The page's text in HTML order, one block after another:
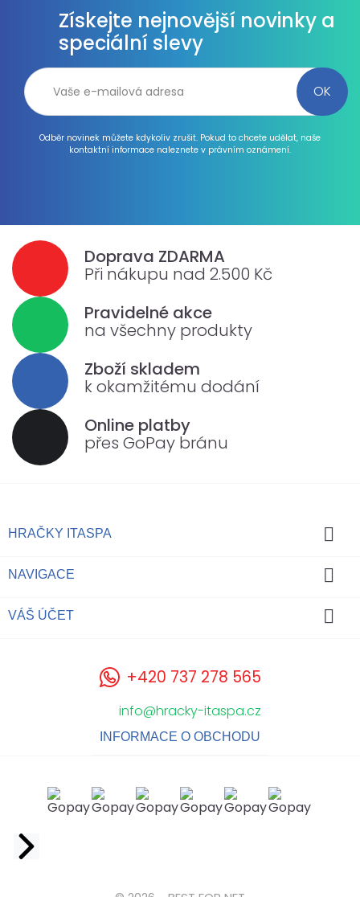
Získejte nejnovější novinky a
speciální slevy
Odběr novinek můžete kdykoliv zrušit. Pokud to chcete udělat, naše
kontaktní informace naleznete v právním oznámení.
Doprava ZDARMA
Při nákupu nad 2.500 Kč
Pravidelné akce
na všechny produkty
Zboží skladem
k okamžitému dodání
Online platby
přes GoPay bránu
HRAČKY ITASPA 
NAVIGACE 
VÁŠ ÚČET 
+420 737 278 565
info@hracky-itaspa.cz
INFORMACE O OBCHODU